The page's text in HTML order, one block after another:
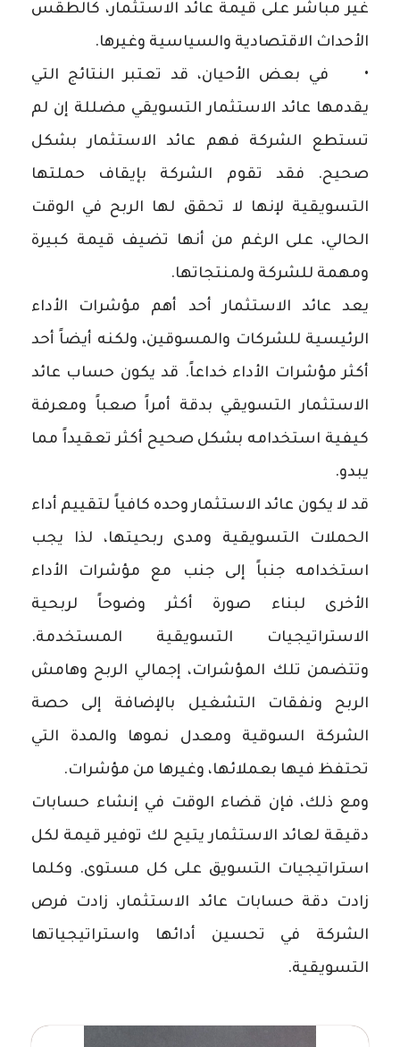
غير مباشر على قيمة عائد الاستثمار، كالطقس
الأحداث الاقتصادية والسياسية وغيرها.
• في بعض الأحيان، قد تعتبر النتائج التي
يقدمها عائد الاستثمار التسويقي مضللة إن لم
تستطع الشركة فهم عائد الاستثمار بشكل
صحيح. فقد تقوم الشركة بإيقاف حملتها
التسويقية لإنها لا تحقق لها الربح في الوقت
الحالي، على الرغم من أنها تضيف قيمة كبيرة
ومهمة للشركة ولمنتجاتها.
يعد عائد الاستثمار أحد أهم مؤشرات الأداء
الرئيسية للشركات والمسوقين، ولكنه أيضاً أحد
أكثر مؤشرات الأداء خداعاً. قد يكون حساب عائد
الاستثمار التسويقي بدقة أمراً صعباً ومعرفة
كيفية استخدامه بشكل صحيح أكثر تعقيداً مما
يبدو.
قد لا يكون عائد الاستثمار وحده كافياً لتقييم أداء
الحملات التسويقية ومدى ربحيتها، لذا يجب
استخدامه جنباً إلى جنب مع مؤشرات الأداء
الأخرى لبناء صورة أكثر وضوحاً لربحية
الاستراتيجيات التسويقية المستخدمة.
وتتضمن تلك المؤشرات، إجمالي الربح وهامش
الربح ونفقات التشغيل بالإضافة إلى حصة
الشركة السوقية ومعدل نموها والمدة التي
تحتفظ فيها بعملائها، وغيرها من مؤشرات.
ومع ذلك، فإن قضاء الوقت في إنشاء حسابات
دقيقة لعائد الاستثمار يتيح لك توفير قيمة لكل
استراتيجيات التسويق على كل مستوى. وكلما
زادت دقة حسابات عائد الاستثمار، زادت فرص
الشركة في تحسين أدائها واستراتيجياتها
التسويقية.